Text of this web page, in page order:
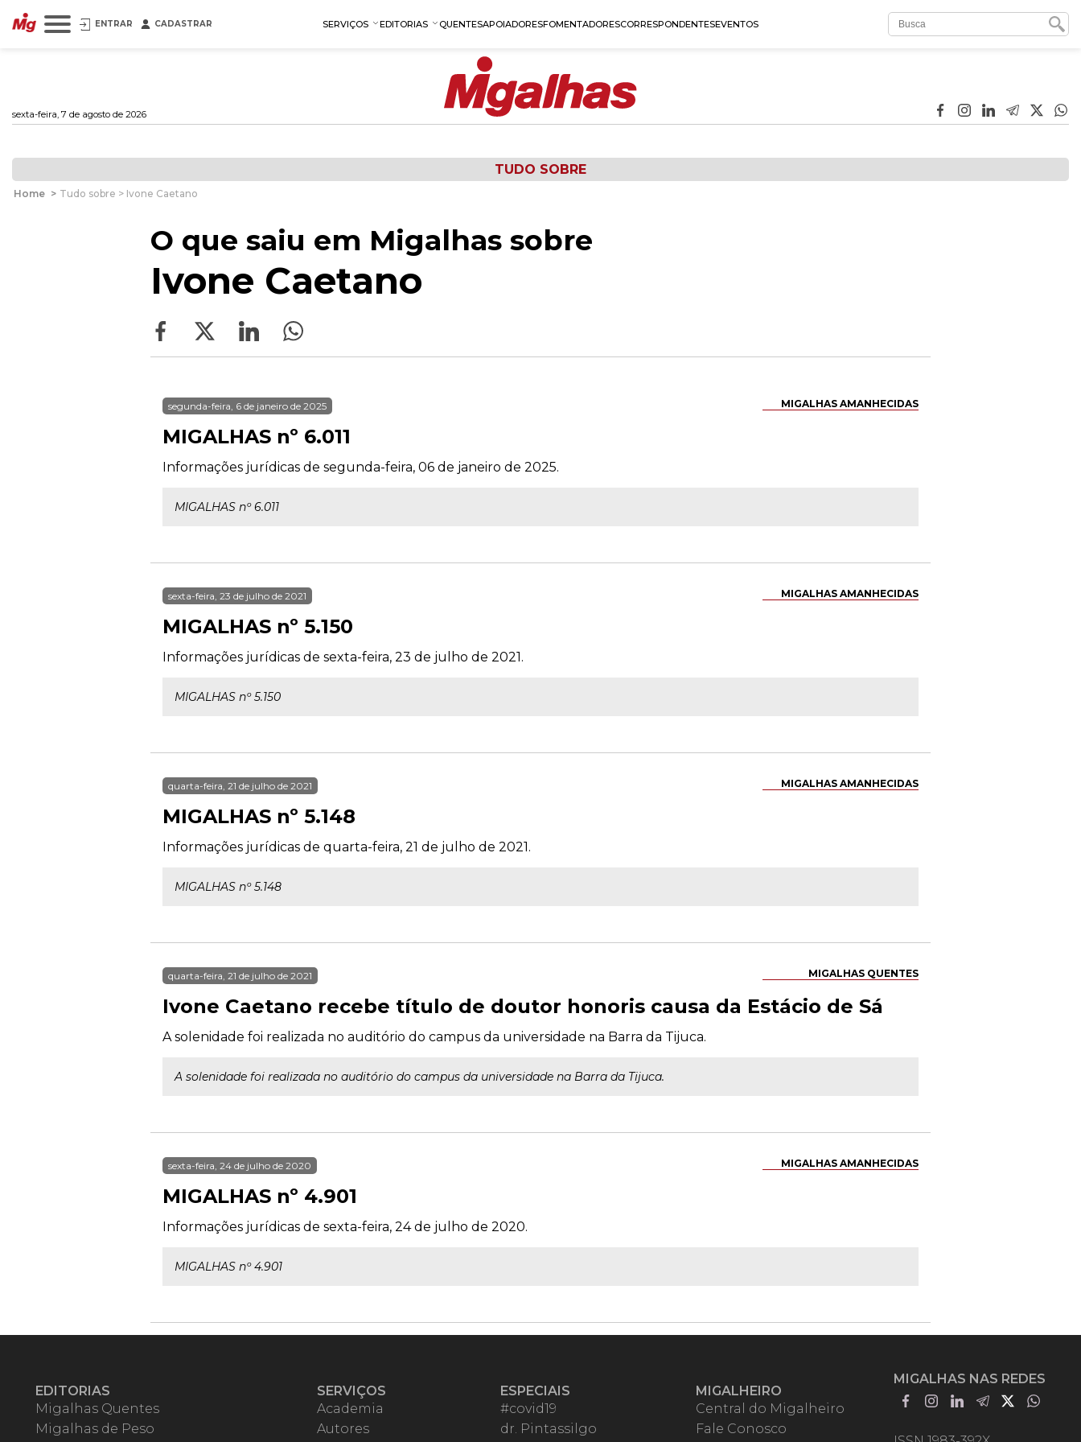
ENTRAR CADASTRAR SERVIÇOS EDITORIAS QUENTESAPOIADORESFOMENTADORESCORRESPONDENTESEVENTOS
sexta-feira, 7 de agosto de 2026
TUDO SOBRE
Home > Tudo sobre > Ivone Caetano
O que saiu em Migalhas sobre
Ivone Caetano
MIGALHAS AMANHECIDAS
segunda-feira, 6 de janeiro de 2025
MIGALHAS nº 6.011
Informações jurídicas de segunda-feira, 06 de janeiro de 2025.
MIGALHAS nº 6.011
MIGALHAS AMANHECIDAS
sexta-feira, 23 de julho de 2021
MIGALHAS nº 5.150
Informações jurídicas de sexta-feira, 23 de julho de 2021.
MIGALHAS nº 5.150
MIGALHAS AMANHECIDAS
quarta-feira, 21 de julho de 2021
MIGALHAS nº 5.148
Informações jurídicas de quarta-feira, 21 de julho de 2021.
MIGALHAS nº 5.148
MIGALHAS QUENTES
quarta-feira, 21 de julho de 2021
Ivone Caetano recebe título de doutor honoris causa da Estácio de Sá
A solenidade foi realizada no auditório do campus da universidade na Barra da Tijuca.
A solenidade foi realizada no auditório do campus da universidade na Barra da Tijuca.
MIGALHAS AMANHECIDAS
sexta-feira, 24 de julho de 2020
MIGALHAS nº 4.901
Informações jurídicas de sexta-feira, 24 de julho de 2020.
MIGALHAS nº 4.901
EDITORIAS
Migalhas Quentes
Migalhas de Peso
SERVIÇOS
Academia
Autores
ESPECIAIS
#covid19
dr. Pintassilgo
MIGALHEIRO
Central do Migalheiro
Fale Conosco
MIGALHAS NAS REDES